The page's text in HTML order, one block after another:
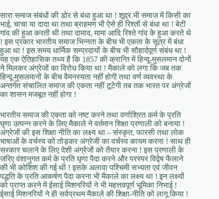
सारा समाज संबंधों की डोर से बंधा हुआ था ! शूद्र भी समाज में किसी का
भाई, चाचा या दादा था तथा ब्राहमण भी ऐसे ही रिश्तों से बंधा था ! बेटी
गांव की हुआ करती थी तथा दामाद, मामा आदि रिश्ते गांव के हुआ करते थे
! इस प्रकार भारतीय समाज भिन्नता के बीच भी एकता के सूत्र में बंधा
हुआ था ! इस समय धार्मिक सम्प्रदायों के बीच भी सौहार्दपूर्ण संबंध था !
यह एक ऐतिहासिक तथ्य है कि 1857 की क्रान्ति में हिन्दू-मुसलमान दोनों
ने मिलकर अंग्रेजों का विरोध किया था ! मैकाले को लगा कि जब तक
हिन्दू-मुसलमानों के बीच वैमनस्यता नहीं होगी तथा वर्ण व्यवस्था के
अन्तर्गत संचालित समाज की एकता नहीं टूटेगी तब तक भारत पर अंग्रेजों
का शासन मजबूत नहीं होगा !
भारतीय समाज की एकता को नष्ट करने तथा वर्णाश्रित कर्म के प्रति
घृणा उत्पन्न करने के लिए मैकाले ने वर्तमान शिक्षा प्रणाली को बनाया !
अंग्रेजों की इस शिक्षा नीति का लक्ष्य था – संस्कृत, फारसी तथा लोक
भाषाओं के वर्चस्व को तोड़कर अंग्रेजी का वर्चस्व कायम करना ! साथ ही
सरकार चलाने के लिए देशी अंग्रेजों को तैयार करना ! इस प्रणाली के
जरिए वंशानुगत कर्म के प्रति घृणा पैदा करने और परस्पर विद्वेष फैलाने
की भी कोशिश की गई थी ! इसके अलावा पश्चिमी सभ्यता एवं जीवन
पद्धति के प्रति आकर्षण पैदा करना भी मैकाले का लक्ष्य था ! इन लक्ष्यों
को प्राप्त करने में ईसाई मिशनरियों ने भी महत्तवपूर्ण भूमिका निभाई !
ईसाई मिशनरियों ने ही सर्वप्रथम मैकाले की शिक्षा-नीति को लागू किया !